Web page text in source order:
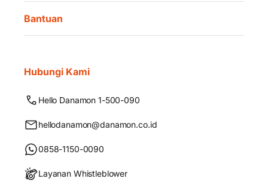
Bantuan
Hubungi Kami
Hello Danamon 1-500-090
hellodanamon@danamon.co.id
0858-1150-0090
Layanan Whistleblower